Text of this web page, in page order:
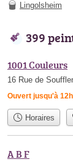
Lingolsheim
399
1001 Couleurs
16 Rue de
Ouvert jusqu'à
Horaires
A B F